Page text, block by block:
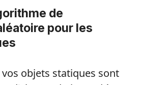
de
pour les
objets statiques sont